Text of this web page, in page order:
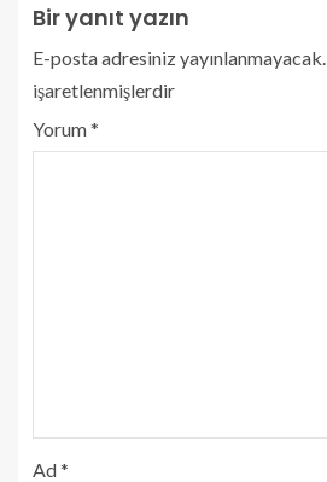
Bir yanıt yazın
E-posta adresiniz yayınlanmayacak.
işaretlenmişlerdir
Yorum*
Ad*